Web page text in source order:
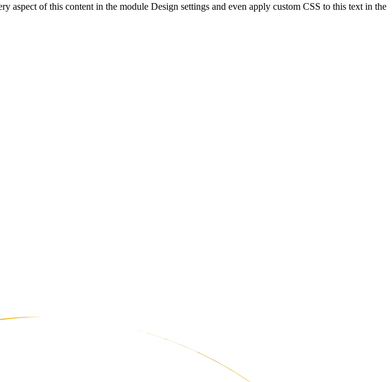
aspect of this content in the module Design settings and even apply custom CSS to this text in the